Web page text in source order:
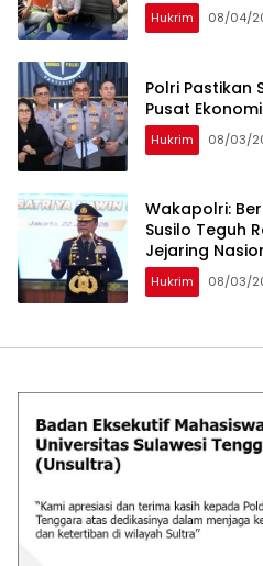
Hukrim 08/04/
Polri Pastikan
Pusat
Hukrim 08/03/
Wakapolri:
Susilo Teguh
Jejaring
Hukrim 08/03/